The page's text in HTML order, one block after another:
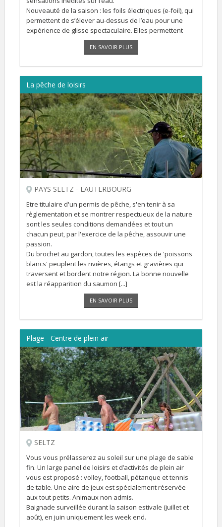
Nouveauté de la saison : les foils électriques (e-foil), qui
permettent de s’élever au-dessus de l’eau pour une
expérience de glisse spectaculaire. Elles permettent
EN SAVOIR PLUS
La pêche de loisirs
PAYS SELTZ - LAUTERBOURG
Etre titulaire d'un permis de pêche, s'en tenir à sa
règlementation et se montrer respectueux de la nature
sont les seules conditions demandées et tout un
chacun peut, par l'exercice de la pêche, assouvir une
passion.
Du brochet au gardon, toutes les espèces de 'poissons
blancs' peuplent les rivières, étangs et gravières qui
traversent et bordent notre région. La bonne nouvelle
est la réapparition du saumon [...]
EN SAVOIR PLUS
Plage - Centre de plein air
SELTZ
Vous vous prélasserez au soleil sur une plage de sable
fin. Un large panel de loisirs et d’activités de plein air
vous est proposé : volley, football, pétanque et tennis
de table. Une aire de jeux est spécialement réservée
aux tout petits. Animaux non admis.
Baignade surveillée durant la saison estivale (juillet et
août), en juin uniquement les week end.